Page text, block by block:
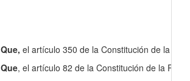
Que, el artículo 350 de la Constitución de la
Que, el artículo 82 de la Constitución de la